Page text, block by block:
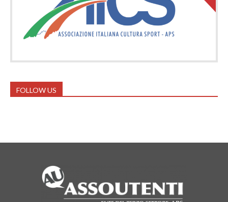
FOLLOW US